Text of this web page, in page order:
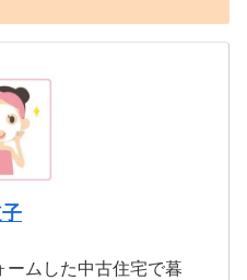
ームした中古住宅で暮